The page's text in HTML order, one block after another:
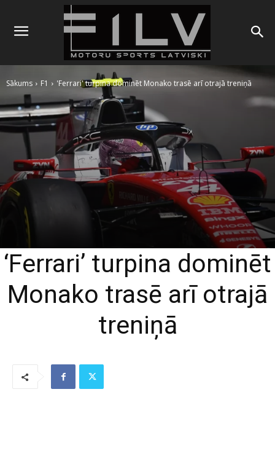
Sākums F1 'Ferrari' turpina dominēt Monako trasē arī otrajā treniņā
‘Ferrari’ turpina dominēt
Monako trasē arī otrajā
treniņā